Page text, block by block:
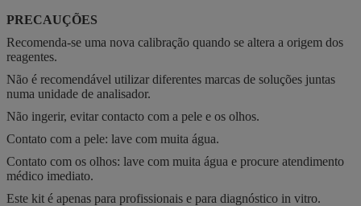
PRECAUÇÕES
Recomenda-se uma nova calibração quando se altera a origem dos
reagentes.
Não é recomendável utilizar diferentes marcas de soluções juntas
numa unidade de analisador.
Não ingerir, evitar contacto com a pele e os olhos.
Contato com a pele: lave com muita água.
Contato com os olhos: lave com muita água e procure atendimento
médico imediato.
Este kit é apenas para profissionais e para diagnóstico in vitro.